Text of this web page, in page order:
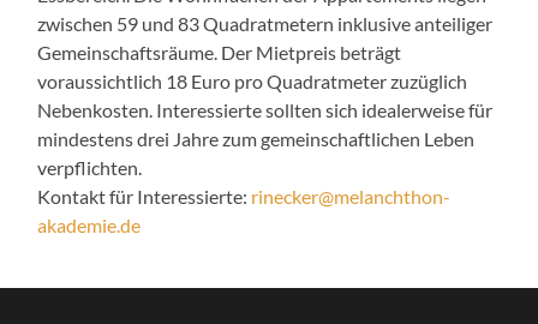
zwischen 59 und 83 Quadratmetern inklusive anteiliger
Gemeinschaftsräume. Der Mietpreis beträgt
voraussichtlich 18 Euro pro Quadratmeter zuzüglich
Nebenkosten. Interessierte sollten sich idealerweise für
mindestens drei Jahre zum gemeinschaftlichen Leben
verpflichten.
Kontakt für Interessierte: rinecker@melanchthon-
akademie.de